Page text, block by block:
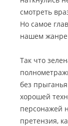
смотреть
Но самое
нашем жанре
Так что
без
хорошей
персонажей
претензия,